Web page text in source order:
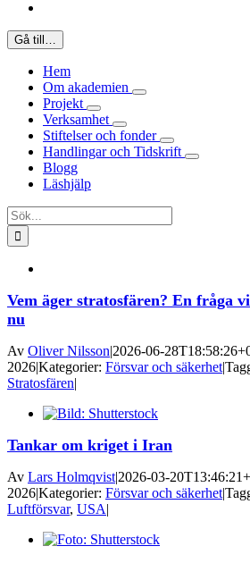
Gå till…
Hem
Om akademien
Projekt
Verksamhet
Stiftelser och fonder
Handlingar och Tidskrift
Blogg
Läshjälp
Sök
efter:
Vem äger stratosfären? En fråga
nu
Av Oliver Nilsson|2026-06-
2026|Kategorier: Försvar och säkerhet|
Stratosfären|
Tankar om kriget i Iran
Av Lars Holmqvist|2026-03-
2026|Kategorier: Försvar och säkerhet|
Luftförsvar, USA|